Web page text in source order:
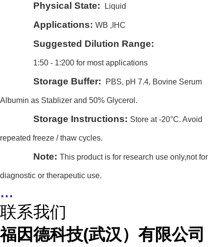
Physical State: Liquid
Applications: WB ,IHC
Suggested Dilution Range:
1:50 - 1:200 for most applications
Storage Buffer: PBS, pH 7.4, Bovine Serum
Albumin as Stablizer and 50% Glycerol.
Storage Instructions: Store at -20°C. Avoid
repeated freeze / thaw cycles.
Note: This product is for research use only,not for
diagnostic or therapeutic use.
...
联系我们
福因德科技(武汉）有限公司